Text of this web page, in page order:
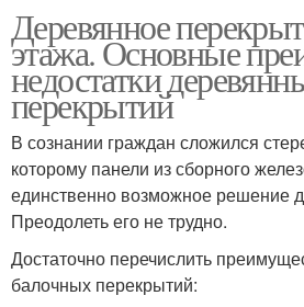
Деревянное
этажа. Основные
недостатки
перекрытий
В сознании граждан сложился
которому панели из сборного
единственно возможное решение
Преодолеть его не трудно.
Достаточно перечислить
балочных перекрытий: